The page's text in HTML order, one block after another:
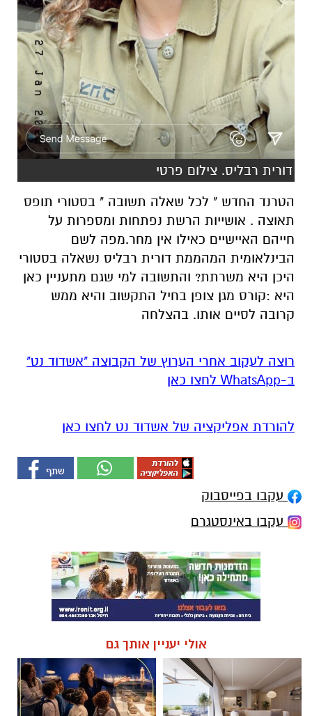
דורית רבליס. צילום פרטי
הטרנד החדש " לכל שאלה תשובה " בסטורי תופס
תאוצה . אושייות הרשת נפתחות ומספרות על
חייהם האיישיים כאילו אין מחר.מפה לשם
הבינלאומית המהממת דורית רבליס נשאלה בסטורי
היכן היא משרתת? והתשובה למי שגם מתעניין כאן
היא :קורס מגן צופן בחיל התקשוב והיא ממש
קרובה לסיים אותו. בהצלחה
רוצה לעקוב אחרי הערוץ של הקבוצה "אשדוד נט"
ב-WhatsApp לחצו כאן
להורדת אפליקציה של אשדוד נט לחצו כאן
עקבו בפייסבוק
עקבו באינסטגרם
אולי יעניין אותך גם